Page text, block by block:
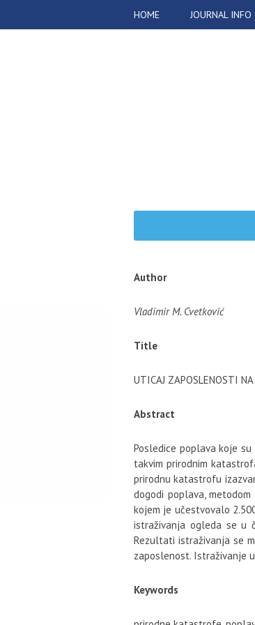
HOME JOURNAL INFO
Author
Vladimir M. Cvetković
Title
UTICAJ ZAPOSLENOSTI
Abstract
Posledice poplava koje
takvim prirodnim
prirodnu katastrofu
dogodi poplava,
kojem je učestvovalo
istraživanja ogleda se u
Rezultati istraživanja se
zaposlenost. Istraživanje
Keywords